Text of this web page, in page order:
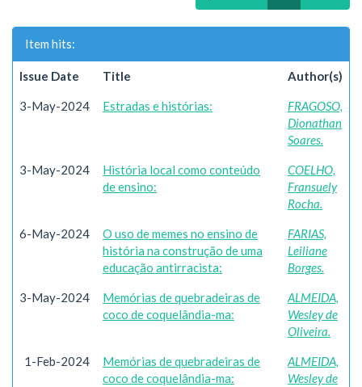
Item hits:
Issue Date Title Author(s)
3-May-2024 Estradas e histórias:
FRAGOSO,
Dionathan
Soares.
3-May-2024
História local como conteúdo
de ensino:
COELHO,
Fransuely
Rocha.
6-May-2024
O uso de memes no ensino de
história na construção de uma
educação antirracista:
FARIAS,
Leiliane
Borges.
3-May-2024
Memórias de quebradeiras de
coco de coquelândia-ma:
ALMEIDA,
Wesley de
Oliveira.
1-Feb-2024
Memórias de quebradeiras de
coco de coquelândia-ma:
ALMEIDA,
Wesley de